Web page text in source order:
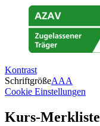
Kontrast
SchriftgrößeAAA
Cookie Einstellungen
Kurs-Merkliste